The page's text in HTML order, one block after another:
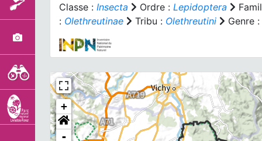
Classe : Insecta Ordre : Lepidoptera
: Olethreutinae Tribu : Olethreutini Genre :
+
-